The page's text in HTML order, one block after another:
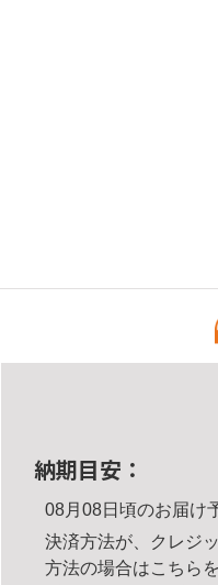
納期目安：
08月08日頃のお届け
決済方法が、クレジ
方法の場合はこちら